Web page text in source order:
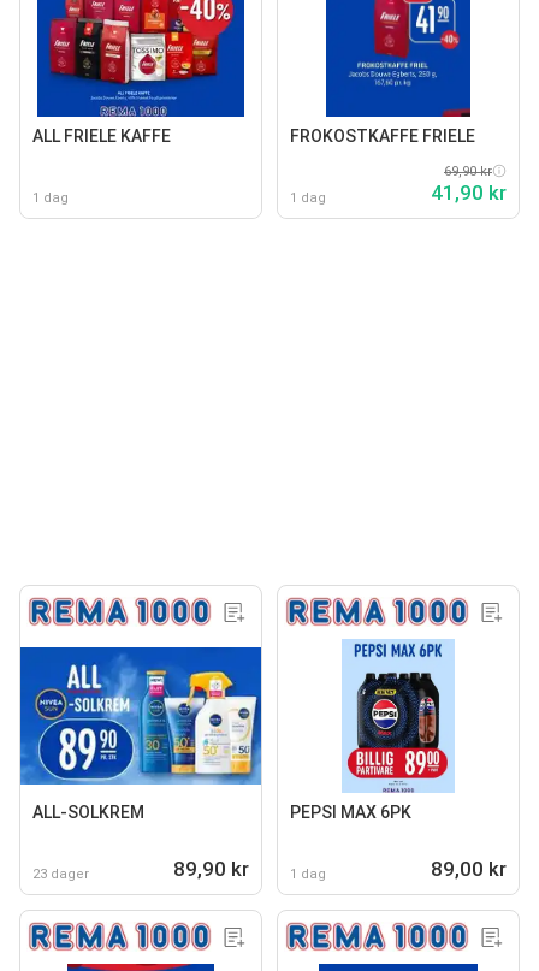
ALL FRIELE KAFFE
1 dag
FROKOSTKAFFE FRIELE
1 dag
69,90 kr
41,90 kr
ALL-SOLKREM
23 dager 89,90 kr
PEPSI MAX 6PK
1 dag 89,00 kr